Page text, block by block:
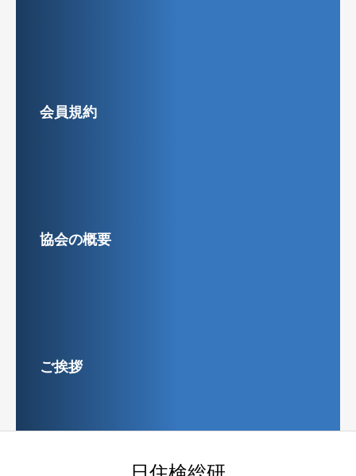
会員規約
協会の概要
ご挨拶